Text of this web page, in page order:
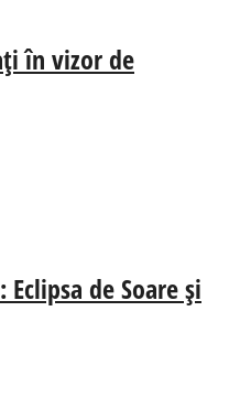
în vizor de
de Soare și